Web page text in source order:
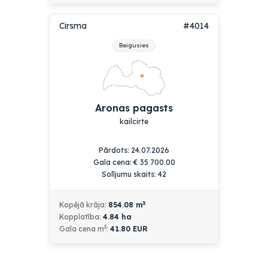
Cirsma #4014
Beigusies
Aronas pagasts
kailcirte
Pārdots: 24.07.2026
Gala cena:€ 35 700.00
Solījumu skaits: 42
Kopējā krāja: 854.08 m3
Kopplatība: 4.84 ha
Gala cena m3: 41.80 EUR